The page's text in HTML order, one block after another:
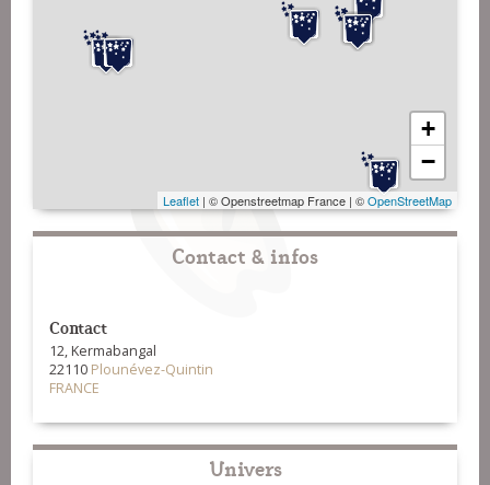
+
−
Leaflet | © Openstreetmap France | ©OpenStreetMap
Contact & infos
Contact
12, Kermabangal
22110 Plounévez-Quintin
FRANCE
Univers